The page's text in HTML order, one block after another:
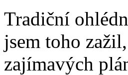
Tradiční
jsem toho
zajímavých